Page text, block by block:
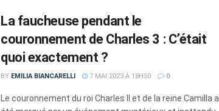
La faucheuse pendant le
couronnement de Charles 3 : C’était
quoi exactement ?
BY EMILIA BIANCARELLI 7 MAI 2023 À 18H50 0
Le couronnement du roi Charles II et de la reine Camilla a